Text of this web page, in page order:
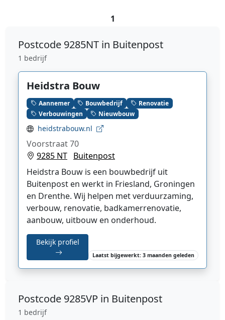
1
Postcode 9285NT in Buitenpost
1 bedrijf
Heidstra Bouw
Aannemer Bouwbedrijf
Renovatie
Verbouwingen
Nieuwbouw
heidstrabouw.nl
Voorstraat 70
9285 NT Buitenpost
Heidstra Bouw is een bouwbedrijf uit
Buitenpost en werkt in Friesland, Groningen
en Drenthe. Wij helpen met verduurzaming,
verbouw, renovatie, badkamerrenovatie,
aanbouw, uitbouw en onderhoud.
Bekijk profiel
Laatst bijgewerkt: 3 maanden geleden
Postcode 9285VP in Buitenpost
1 bedrijf